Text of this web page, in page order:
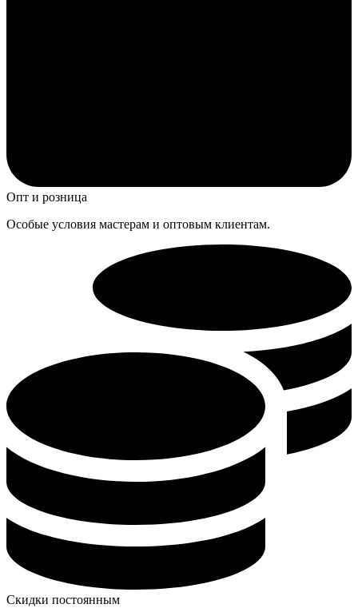
Опт и розница
Особые условия мастерам и оптовым клиентам.
Скидки постоянным